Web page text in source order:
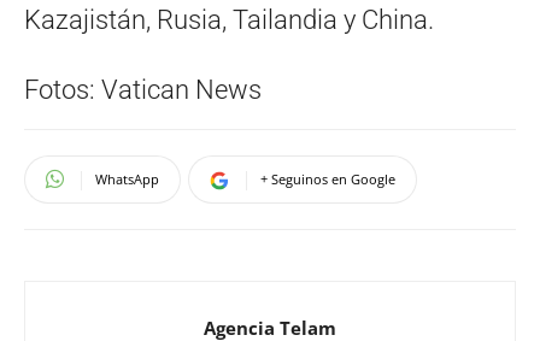
Kazajistán, Rusia, Tailandia y China.
Fotos: Vatican News
WhatsApp + Seguinos en Google
Agencia Telam